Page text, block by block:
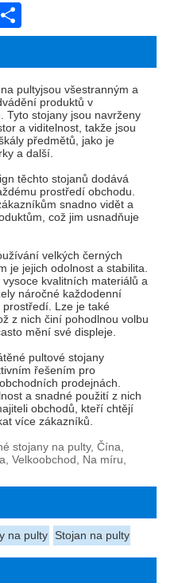
pultyjsou všestranným a
produktů v
Tyto stojany jsou navrženy
a viditelnost, takže jsou
předmětů, jako je
a další.
těchto stojanů dodává
prostředí obchodu.
snadno vidět a
což jim usnadňuje
velkých černých
je jejich odolnost a stabilita.
kvalitních materiálů a
náročné každodenní
Lze je také
z nich činí pohodlnou volbu
mění své displeje.
pultové stojany
řešením pro
prodejnách.
a snadné použití z nich
obchodů, kteří chtějí
více zákazníků.
stojany na pulty, Čína,
Velkoobchod, Na míru,
na pulty Stojan na pulty